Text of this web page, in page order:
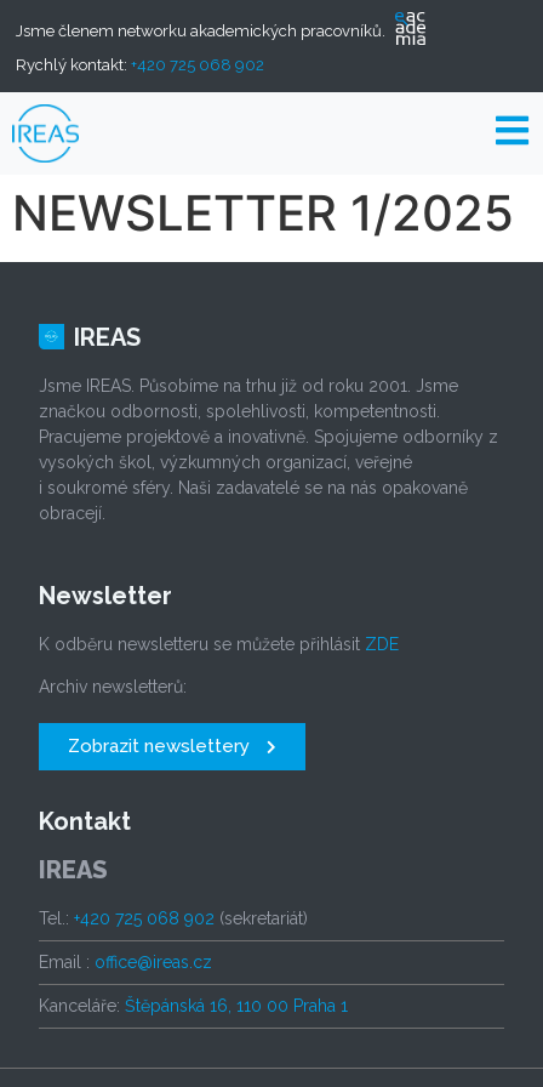
Jsme členem networku akademických pracovníků.
Rychlý kontakt: +420 725 068 902
NEWSLETTER 1/2025
IREAS
Jsme IREAS. Působíme na trhu již od roku 2001. Jsme
značkou odbornosti, spolehlivosti, kompetentnosti.
Pracujeme projektově a inovativně. Spojujeme odborníky z
vysokých škol, výzkumných organizací, veřejné
i soukromé sféry. Naši zadavatelé se na nás opakovaně
obracejí.
Newsletter
K odběru newsletteru se můžete přihlásit ZDE
Archiv newsletterů:
Zobrazit newslettery
Kontakt
IREAS
Tel.: +420 725 068 902 (sekretariát)
Email : office@ireas.cz
Kanceláře: Štěpánská 16, 110 00 Praha 1